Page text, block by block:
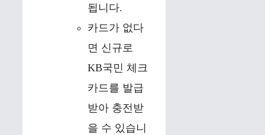
됩니다.
카드가 없다
면 신규로
KB국민 체크
카드를 발급
받아 충전받
을 수 있습니